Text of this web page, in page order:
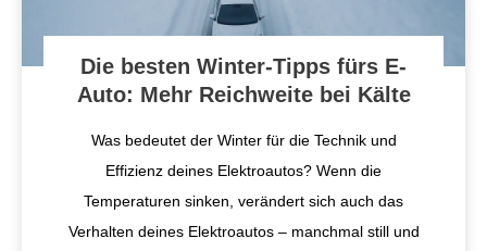
Die besten Winter-Tipps fürs E-
Auto: Mehr Reichweite bei Kälte
Was bedeutet der Winter für die Technik und
Effizienz deines Elektroautos? Wenn die
Temperaturen sinken, verändert sich auch das
Verhalten deines Elektroautos – manchmal still und